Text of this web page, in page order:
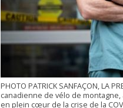
PHOTO PATRICK SANFAÇON, LA
canadienne de vélo de
en plein cœur de la crise de la